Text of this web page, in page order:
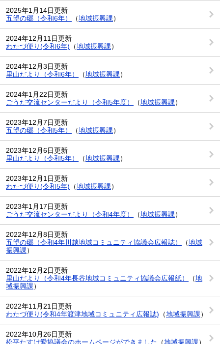
2025年1月14日更新
五望の郷（令和6年）
（地域振興課）
2024年12月11日更新
わたづ便り(令和6年) （地域振興課）
2024年12月3日更新
里山だより（令和6年）
（地域振興課）
2024年1月22日更新
ごうだ交流センターだより（令和5年度）
（地域振興課）
2023年12月7日更新
五望の郷（令和5年）
（地域振興課）
2023年12月6日更新
里山だより（令和5年）
（地域振興課）
2023年12月1日更新
わたづ便り(令和5年) （地域振興課）
2023年1月17日更新
ごうだ交流センターだより（令和4年度）
（地域振興課）
2022年12月8日更新
五望の郷（令和4年川越地域コミュニティ協議会広報誌）
（地域
振興課）
2022年12月2日更新
里山だより（令和4年長谷地域コミュニティ協議会広報紙）
（地
域振興課）
2022年11月21日更新
わたづ便り(令和4年渡津地域コミュニティ広報誌) （地域振興課）
2022年10月26日更新
松平たすけ愛協議会のホームページができました （地域振興課）